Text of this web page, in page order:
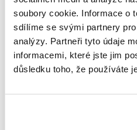
soubory cookie. Informace o
sdílíme se svými partnery
analýzy. Partneři tyto údaje
informacemi, které jste jim
důsledku toho, že používáte